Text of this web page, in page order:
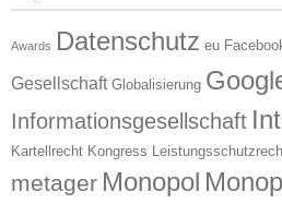
Awards Datenschutz eu
Gesellschaft Globalisierung
Informationsgesellschaft
Kartellrecht Kongress
metager Monopol